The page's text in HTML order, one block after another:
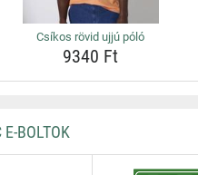
Csíkos rövid ujjú póló
9340 Ft
E-BOLTOK